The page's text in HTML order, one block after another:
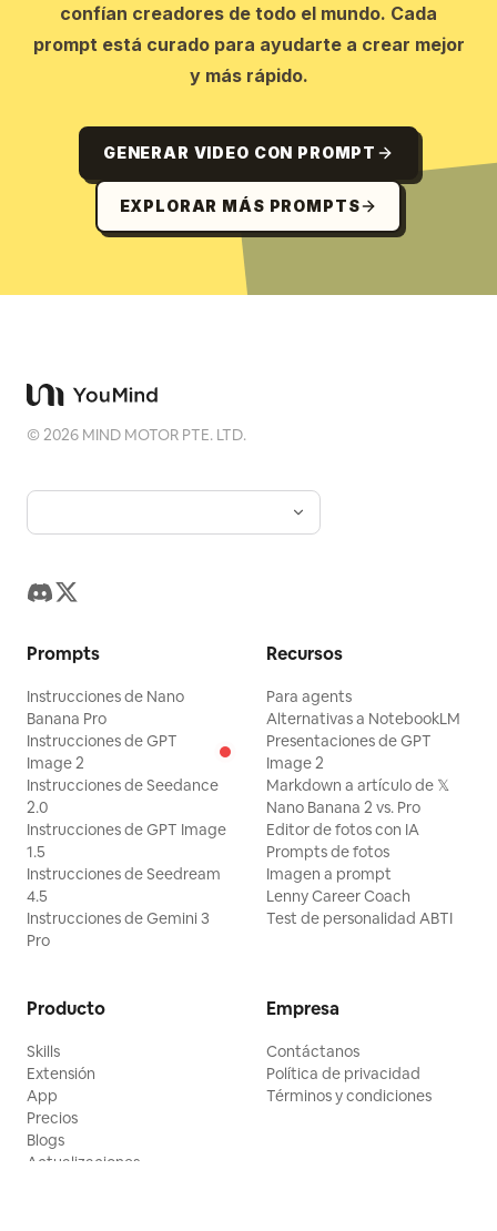
confían creadores de todo el mundo. Cada
prompt está curado para ayudarte a crear mejor
y más rápido.
GENERAR VIDEO CON PROMPT
EXPLORAR MÁS PROMPTS
©2026 MIND MOTOR PTE. LTD.
Prompts
Instrucciones de Nano
Banana Pro
Instrucciones de GPT
Image 2
Instrucciones de Seedance
2.0
Instrucciones de GPT Image
1.5
Instrucciones de Seedream
4.5
Instrucciones de Gemini 3
Pro
Recursos
Para agents
Alternativas a NotebookLM
Presentaciones de GPT
Image 2
Markdown a artículo de 𝕏
Nano Banana 2 vs. Pro
Editor de fotos con IA
Prompts de fotos
Imagen a prompt
Lenny Career Coach
Test de personalidad ABTI
Producto
Skills
Extensión
App
Precios
Blogs
Actualizaciones
Empresa
Contáctanos
Política de privacidad
Términos y condiciones